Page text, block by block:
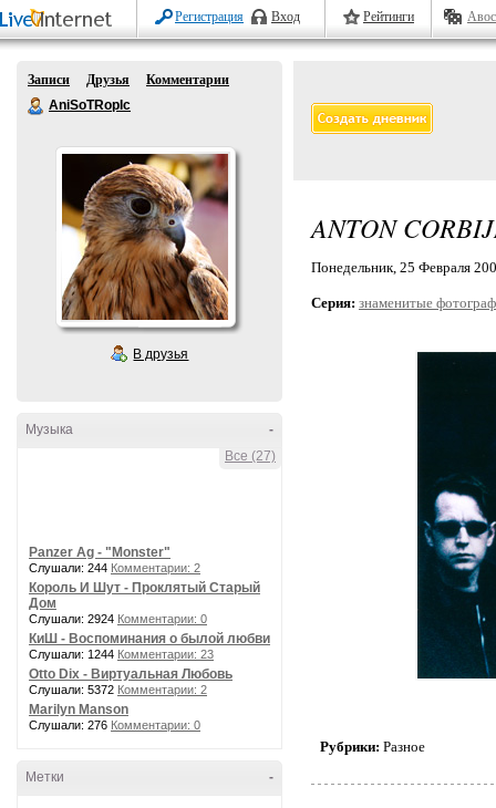
Регистрация Вход Рейтинги
Записи Друзья
Комментарии
AniSoTRopIc
В друзья
-
Музыка
Все (27)
Panzer Ag - "Monster"
Слушали: 244 Комментарии: 2
Король И Шут - Проклятый Старый
Дом
Слушали: 2924 Комментарии: 0
КиШ - Воспоминания о былой любви
Слушали: 1244 Комментарии: 23
Otto Dix - Виртуальная Любовь
Слушали: 5372 Комментарии: 2
Marilyn Manson
Слушали: 276 Комментарии: 0
-
Метки
ANTON
Понедельник, 25 Февраля
Серия: знаменитые
Рубрики: Разное